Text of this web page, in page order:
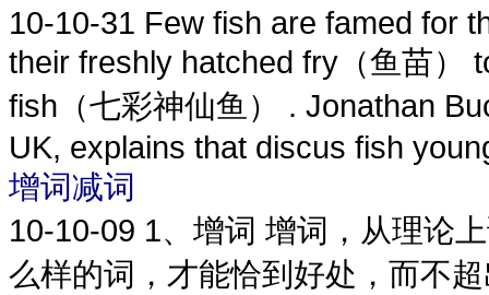
10-10-31 Few fish are famed for
their freshly hatched fry（鱼苗）
fish（七彩神仙鱼） . Jonathan
UK, explains that discus fish
增词减词
10-10-09 1、增词 增词，从理论
么样的词，才能恰到好处，而不